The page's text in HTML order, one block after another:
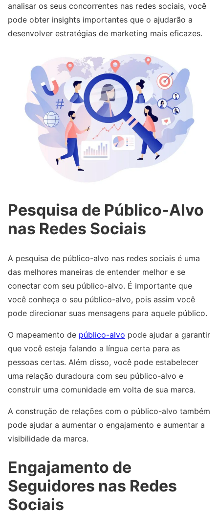
analisar os seus concorrentes nas redes sociais, você
pode obter insights importantes que o ajudarão a
desenvolver estratégias de marketing mais eficazes.
Pesquisa de Público-Alvo
nas Redes Sociais
A pesquisa de público-alvo nas redes sociais é uma
das melhores maneiras de entender melhor e se
conectar com seu público-alvo. É importante que
você conheça o seu público-alvo, pois assim você
pode direcionar suas mensagens para aquele público.
O mapeamento de público-alvo pode ajudar a garantir
que você esteja falando a língua certa para as
pessoas certas. Além disso, você pode estabelecer
uma relação duradoura com seu público-alvo e
construir uma comunidade em volta de sua marca.
A construção de relações com o público-alvo também
pode ajudar a aumentar o engajamento e aumentar a
visibilidade da marca.
Engajamento de
Seguidores nas Redes
Sociais